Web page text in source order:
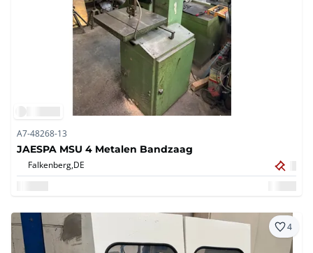
A7-48268-13
JAESPA MSU 4 Metalen Bandzaag
Falkenberg,DE
4